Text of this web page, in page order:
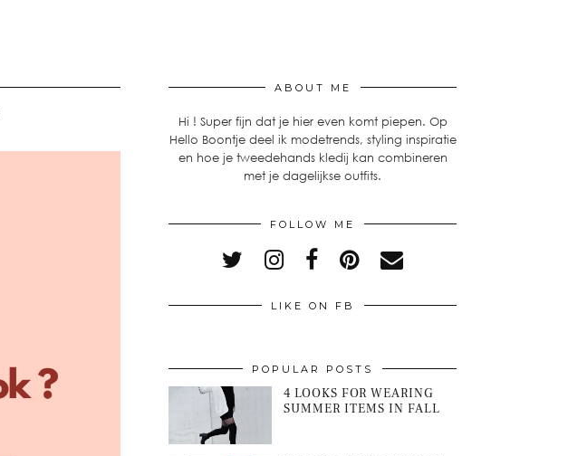
ABOUT ME
Hi ! Super fijn dat je hier even komt piepen. Op
Hello Boontje deel ik modetrends, styling inspiratie
en hoe je tweedehands kledij kan combineren
met je dagelijkse outfits.
FOLLOW ME
LIKE ON FB
POPULAR POSTS
4 LOOKS FOR WEARING
SUMMER ITEMS IN FALL